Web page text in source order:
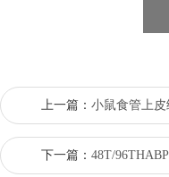
上一篇： 小鼠食管上皮
下一篇： 48T/